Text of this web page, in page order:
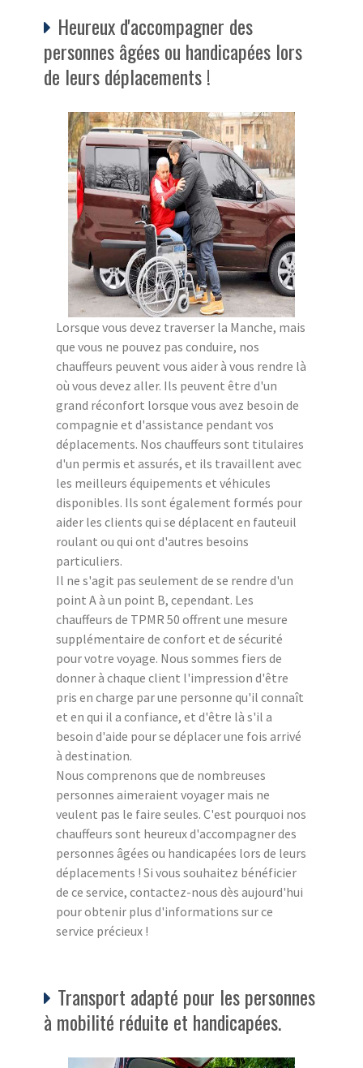
Heureux d'accompagner des
personnes âgées ou handicapées lors
de leurs déplacements !
Lorsque vous devez traverser la Manche, mais
que vous ne pouvez pas conduire, nos
chauffeurs peuvent vous aider à vous rendre là
où vous devez aller. Ils peuvent être d'un
grand réconfort lorsque vous avez besoin de
compagnie et d'assistance pendant vos
déplacements. Nos chauffeurs sont titulaires
d'un permis et assurés, et ils travaillent avec
les meilleurs équipements et véhicules
disponibles. Ils sont également formés pour
aider les clients qui se déplacent en fauteuil
roulant ou qui ont d'autres besoins
particuliers.
Il ne s'agit pas seulement de se rendre d'un
point A à un point B, cependant. Les
chauffeurs de TPMR 50 offrent une mesure
supplémentaire de confort et de sécurité
pour votre voyage. Nous sommes fiers de
donner à chaque client l'impression d'être
pris en charge par une personne qu'il connaît
et en qui il a confiance, et d'être là s'il a
besoin d'aide pour se déplacer une fois arrivé
à destination.
Nous comprenons que de nombreuses
personnes aimeraient voyager mais ne
veulent pas le faire seules. C'est pourquoi nos
chauffeurs sont heureux d'accompagner des
personnes âgées ou handicapées lors de leurs
déplacements ! Si vous souhaitez bénéficier
de ce service, contactez-nous dès aujourd'hui
pour obtenir plus d'informations sur ce
service précieux !
Transport adapté pour les personnes
à mobilité réduite et handicapées.